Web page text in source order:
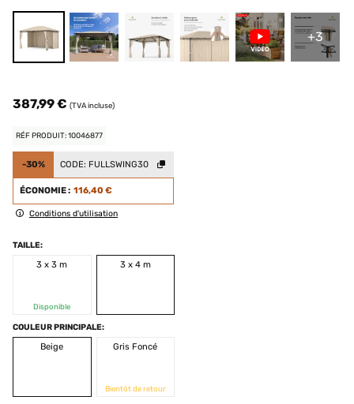
+3
387,99 € (TVA incluse)
RÉF PRODUIT: 10046877
-30% CODE: FULLSWING30
ÉCONOMIE : 116,40 €
Conditions d'utilisation
TAILLE:
3 x 3 m
Disponible
3 x 4 m
COULEUR PRINCIPALE:
Beige
Gris Foncé
Bientôt de retour